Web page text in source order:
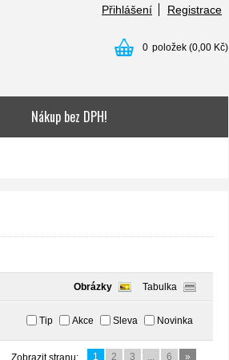
Přihlášení Registrace
0 položek (0,00 Kč)
Nákup bez DPH!
Obrázky Tabulka
Tip Akce Sleva Novinka
Zobrazit stranu: 1 2 3 ... 6 »